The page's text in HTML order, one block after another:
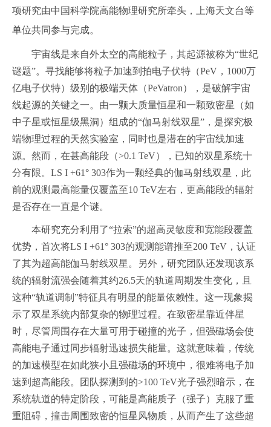
项研究由中国科学院高能物理研究所牵头，上海天文台等
单位共同参与完成。
宇宙线是来自外太空的高能粒子，其起源被称为“世纪
谜题”。寻找能够将粒子加速到拍电子伏特（PeV，1000万
亿电子伏特）级别的极端天体（PeVatron），是破解宇宙
线起源的关键之一。由一颗大质量恒星和一颗致密星（如
中子星或恒星级黑洞）组成的“伽马射线双星”，是探究极
端物理过程的天然实验室，同时也是潜在的宇宙线加速
源。然而，在甚高能段（>0.1 TeV），已知的双星系统十
分有限。LS I +61° 303作为一颗经典的伽马射线双星，此
前的观测最高能量仅覆盖至10 TeV左右，更高能段的辐射
是否存在一直是个谜。
本研究充分利用了“拉索”的超高灵敏度和宽能段覆盖
优势，首次将LS I +61° 303的观测能谱推至200 TeV，认证
了其为超高能伽马射线双星。另外，研究团队还发现该系
统的辐射流强会随着其约26.5天的轨道周期发生变化，且
这种“轨道调制”特征具有明显的能量依赖性。这一现象揭
示了双星系统内部复杂的物理过程。在致密星靠近伴星
时，尽管周围存在大量可用于碰撞的光子，但强磁场会使
高能电子通过同步辐射迅速损失能量。这就意味着，传统
的加速模型在如此狭小且强磁场的环境中，很难将电子加
速到超高能段。团队探测到的>100 TeV光子强烈暗示，在
系统轨道的特定阶段，可能是高能质子（强子）克服了重
重阻碍，撞击周围致密的恒星风物质，从而产生了这些超